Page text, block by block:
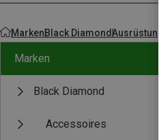
MarkenBlack DiamondAusrüstung
Marken
Black Diamond
Accessoires